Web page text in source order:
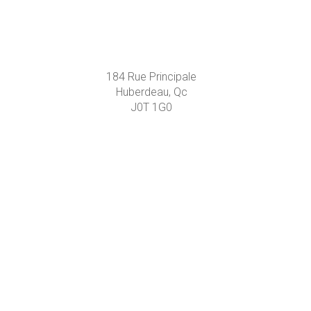
184 Rue Principale
Huberdeau, Qc
J0T 1G0